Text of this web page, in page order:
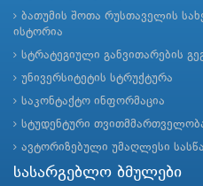
ბათუმის შოთა რუსთაველის
ისტორია
სტრატეგიული განვითარების
უნივერსიტეტის სტრუქტურა
საკონტაქტო ინფორმაცია
სტუდენტური
ავტორიზებული უმაღლესი
სასარგებლო ბმულები